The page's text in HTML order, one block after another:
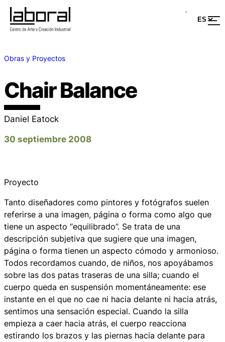
Obras y Proyectos
Chair Balance
Daniel Eatock
30 septiembre 2008
Proyecto
Tanto diseñadores como pintores y fotógrafos suelen
referirse a una imagen, página o forma como algo que
tiene un aspecto “equilibrado”. Se trata de una
descripción subjetiva que sugiere que una imagen,
página o forma tienen un aspecto cómodo y armonioso.
Todos recordamos cuando, de niños, nos apoyábamos
sobre las dos patas traseras de una silla; cuando el
cuerpo queda en suspensión momentáneamente: ese
instante en el que no cae ni hacia delante ni hacia atrás,
sentimos una sensación especial. Cuando la silla
empieza a caer hacia atrás, el cuerpo reacciona
estirando los brazos y las piernas hacia delante para